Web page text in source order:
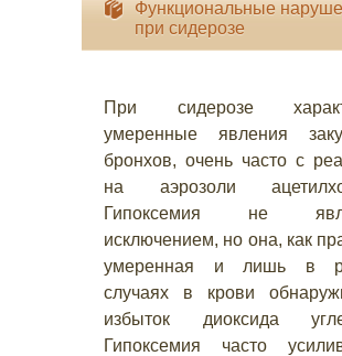
Функциональные
при сидерозе
При сидерозе
умеренные явления
бронхов, очень часто с
на аэрозоли
Гипоксемия не
исключением, но она, как
умеренная и лишь в
случаях в крови
избыток диоксида
Гипоксемия часто